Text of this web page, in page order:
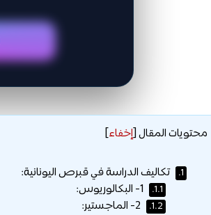
محتويات المقال[إخفاء]
1. تكاليف الدراسة في قبرص اليونانية:
1.1.
1.2.